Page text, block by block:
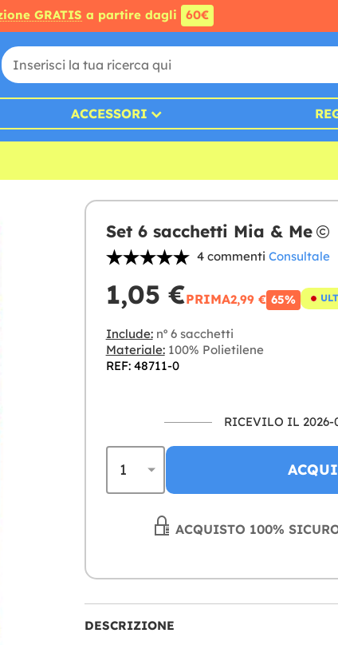
GRATIS a partire dagli 60€
ACCESSORI
Set 6 sacchetti Mia & Me
4 commenti Consultale
1,05 €PRIMA2,99 € 65%
Include:nº 6 sacchetti
Materiale:100% Polietilene
REF: 48711-0
RICEVILO IL 2026-
ACQUISTO 100%
DESCRIZIONE